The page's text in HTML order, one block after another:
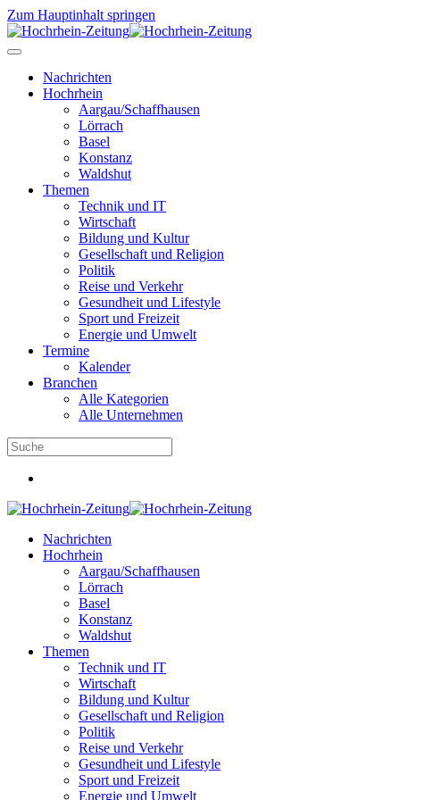
Zum Hauptinhalt springen
Nachrichten
Hochrhein
Aargau/Schaffhausen
Lörrach
Basel
Konstanz
Waldshut
Themen
Technik und IT
Wirtschaft
Bildung und Kultur
Gesellschaft und Religion
Politik
Reise und Verkehr
Gesundheit und Lifestyle
Sport und Freizeit
Energie und Umwelt
Termine
Kalender
Branchen
Alle Kategorien
Alle Unternehmen
Nachrichten
Hochrhein
Aargau/Schaffhausen
Lörrach
Basel
Konstanz
Waldshut
Themen
Technik und IT
Wirtschaft
Bildung und Kultur
Gesellschaft und Religion
Politik
Reise und Verkehr
Gesundheit und Lifestyle
Sport und Freizeit
Energie und Umwelt